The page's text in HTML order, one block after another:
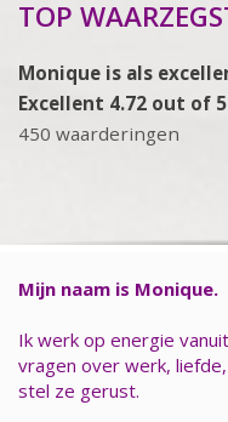
TOP
Monique is als
Excellent 4.72 out of 5
450 waarderingen
Mijn naam is Monique.
Ik werk op energie
vragen over werk,
stel ze gerust.